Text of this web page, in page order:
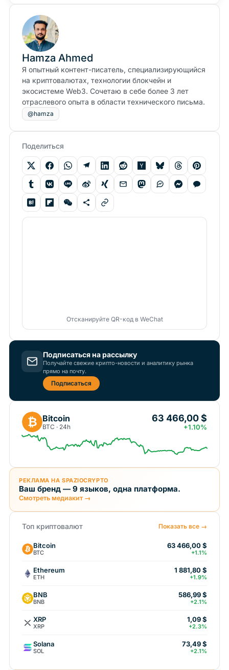
Hamza Ahmed
Я опытный контент-писатель, специализирующийся
на криптовалютах, технологии блокчейн и
экосистеме Web3. Сочетаю в себе более 3 лет
отраслевого опыта в области технического письма.
@hamza
Поделиться
Отсканируйте QR-код в WeChat
Подписаться на рассылку
Получайте свежие крипто-новости и аналитику рынка
прямо на почту.
Подписаться
₿ Bitcoin
BTC · 24h
63 466,00 $
+1.10%
РЕКЛАМА НА SPAZIOCRYPTO
Ваш бренд — 9 языков, одна платформа.
Смотреть медиакит →
Топ криптовалют Показать все →
Bitcoin
BTC
63 466,00 $
+1.1%
Ethereum
ETH
1 881,80 $
+1.9%
BNB
BNB
586,99 $
+2.1%
XRP
XRP
1,09 $
+2.3%
Solana
SOL
73,49 $
+2.1%